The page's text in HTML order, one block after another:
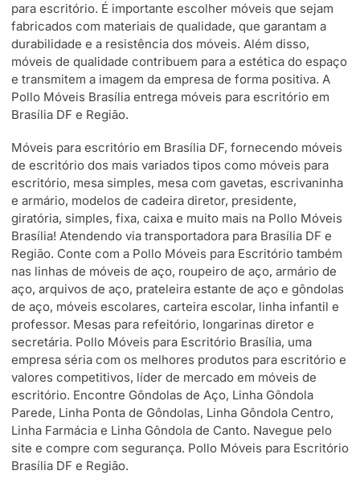
para escritório. É importante escolher móveis que sejam
fabricados com materiais de qualidade, que garantam a
durabilidade e a resistência dos móveis. Além disso,
móveis de qualidade contribuem para a estética do espaço
e transmitem a imagem da empresa de forma positiva. A
Pollo Móveis Brasília entrega móveis para escritório em
Brasília DF e Região.
Móveis para escritório em Brasília DF, fornecendo móveis
de escritório dos mais variados tipos como móveis para
escritório, mesa simples, mesa com gavetas, escrivaninha
e armário, modelos de cadeira diretor, presidente,
giratória, simples, fixa, caixa e muito mais na Pollo Móveis
Brasília! Atendendo via transportadora para Brasília DF e
Região. Conte com a Pollo Móveis para Escritório também
nas linhas de móveis de aço, roupeiro de aço, armário de
aço, arquivos de aço, prateleira estante de aço e gôndolas
de aço, móveis escolares, carteira escolar, linha infantil e
professor. Mesas para refeitório, longarinas diretor e
secretária. Pollo Móveis para Escritório Brasília, uma
empresa séria com os melhores produtos para escritório e
valores competitivos, líder de mercado em móveis de
escritório. Encontre Gôndolas de Aço, Linha Gôndola
Parede, Linha Ponta de Gôndolas, Linha Gôndola Centro,
Linha Farmácia e Linha Gôndola de Canto. Navegue pelo
site e compre com segurança. Pollo Móveis para Escritório
Brasília DF e Região.